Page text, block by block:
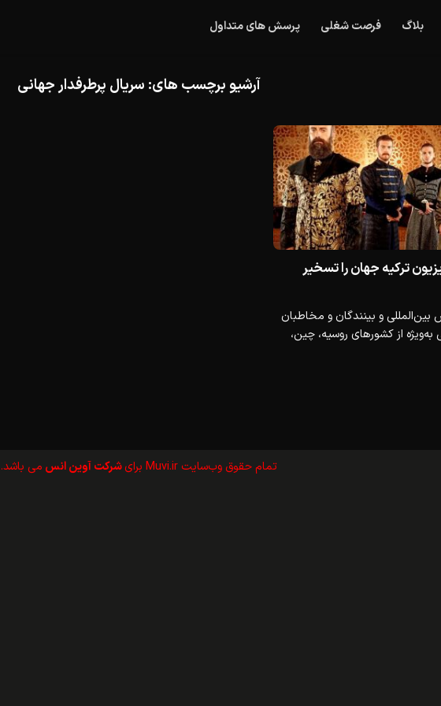
بلاگ فرصت شغلی پرسش های متداول
آرشیو برچسب های: سریال پرطرفدار جهانی
ترکیه جهان را تسخیر
و بینندگان و مخاطبان
به‌ویژه از کشورهای روسیه، چین،
تمام حقوق وب‌سايت Muvi.ir برای شرکت آوین انس می باشد.